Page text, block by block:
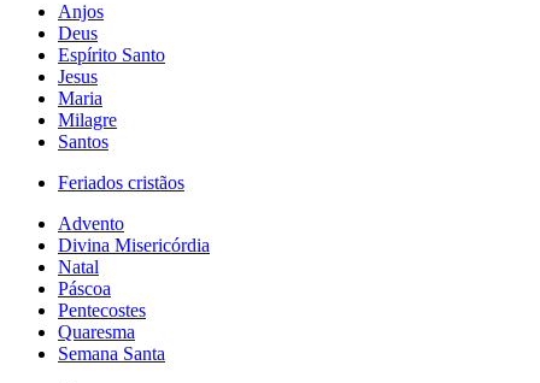
Anjos
Deus
Espírito Santo
Jesus
Maria
Milagre
Santos
Feriados cristãos
Advento
Divina Misericórdia
Natal
Páscoa
Pentecostes
Quaresma
Semana Santa